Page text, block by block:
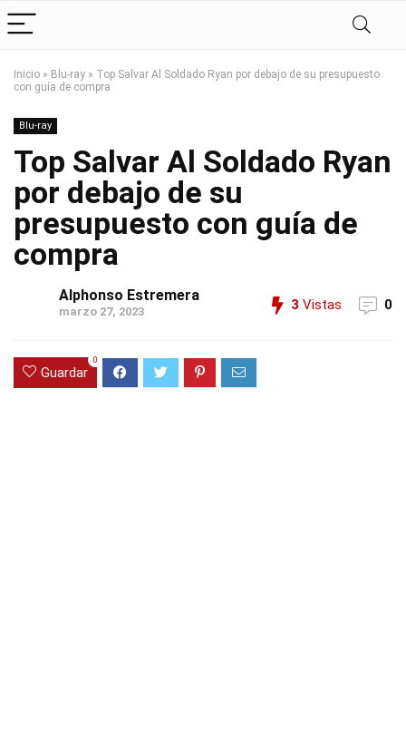
Inicio » Blu-ray » Top Salvar Al Soldado Ryan por debajo de su presupuesto
con guía de compra
Blu-ray
Top Salvar Al Soldado Ryan
por debajo de su
presupuesto con guía de
compra
Alphonso Estremera
marzo 27, 2023 3 Vistas 0
Guardar
0